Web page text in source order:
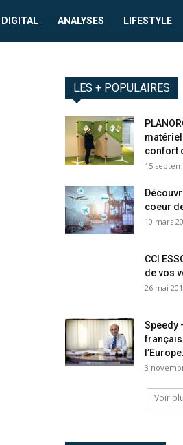
DIGITAL ANALYSES LIFESTYLE
LES + POPULAIRES
confort
15
coeur
10 mars
CCI
de vos
26 mai
Speedy
3
Voir